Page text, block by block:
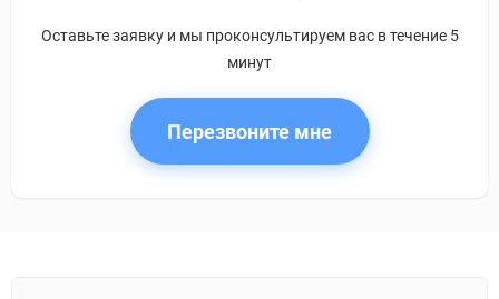
Оставьте заявку и мы проконсультируем вас в течение 5
минут
Перезвоните мне